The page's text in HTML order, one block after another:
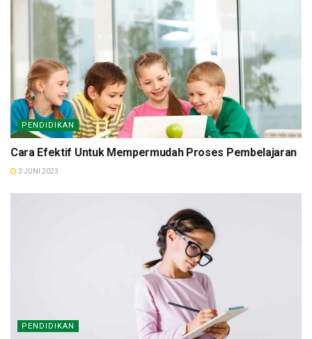
PENDIDIKAN
Cara Efektif Untuk Mempermudah Proses Pembelajaran
3 JUNI 2023
PENDIDIKAN